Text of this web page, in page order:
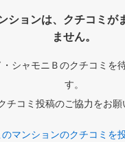
ションは、クチコミが
ません。
シャモニＢのクチコミを
す。
チコミ投稿のご協力をお願
のマンションのクチコミを